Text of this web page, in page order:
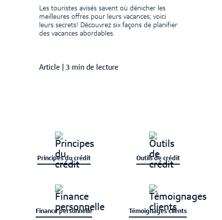
Les touristes avisés savent où dénicher les
meilleures offres pour leurs vacances; voici
leurs secrets! Découvrez six façons de planifier
des vacances abordables.
Article 3 min de lecture
Principes du crédit Outils de crédit
Finance personnelle Témoignages clients